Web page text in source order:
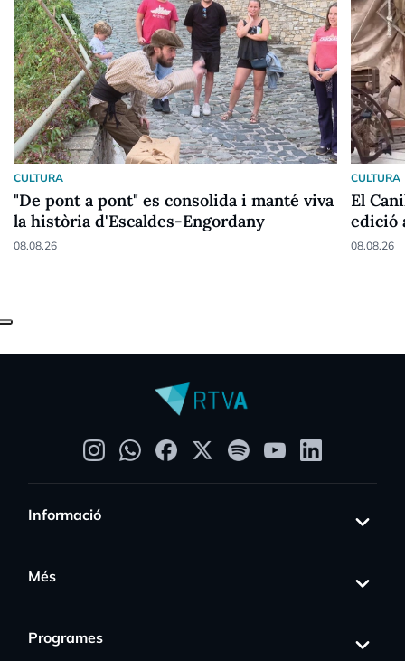
CULTURA
"De pont a pont" es consolida i manté viva
la història d'Escaldes-Engordany
08.08.26
CULTURA
El
edició
08.08.26
Informació
Més
Programes